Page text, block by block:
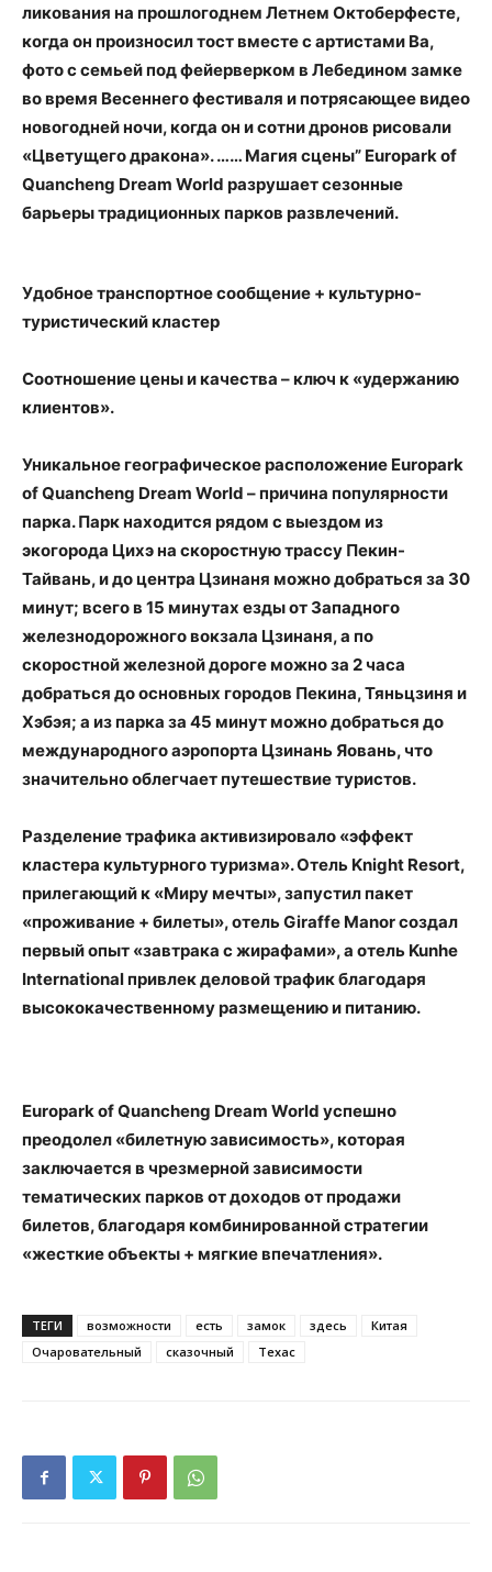
ликования на прошлогоднем Летнем Октоберфесте,
когда он произносил тост вместе с артистами Ва,
фото с семьей под фейерверком в Лебедином замке
во время Весеннего фестиваля и потрясающее видео
новогодней ночи, когда он и сотни дронов рисовали
«Цветущего дракона». …… Магия сцены” Europark of
Quancheng Dream World разрушает сезонные
барьеры традиционных парков развлечений.
Удобное транспортное сообщение + культурно-
туристический кластер
Соотношение цены и качества – ключ к «удержанию
клиентов».
Уникальное географическое расположение Europark
of Quancheng Dream World – причина популярности
парка. Парк находится рядом с выездом из
экогорода Цихэ на скоростную трассу Пекин-
Тайвань, и до центра Цзинаня можно добраться за 30
минут; всего в 15 минутах езды от Западного
железнодорожного вокзала Цзинаня, а по
скоростной железной дороге можно за 2 часа
добраться до основных городов Пекина, Тяньцзиня и
Хэбэя; а из парка за 45 минут можно добраться до
международного аэропорта Цзинань Яовань, что
значительно облегчает путешествие туристов.
Разделение трафика активизировало «эффект
кластера культурного туризма». Отель Knight Resort,
прилегающий к «Миру мечты», запустил пакет
«проживание + билеты», отель Giraffe Manor создал
первый опыт «завтрака с жирафами», а отель Kunhe
International привлек деловой трафик благодаря
высококачественному размещению и питанию.
Europark of Quancheng Dream World успешно
преодолел «билетную зависимость», которая
заключается в чрезмерной зависимости
тематических парков от доходов от продажи
билетов, благодаря комбинированной стратегии
«жесткие объекты + мягкие впечатления».
ТЕГИ возможности есть замок здесь
Китая
Очаровательный
сказочный Техас